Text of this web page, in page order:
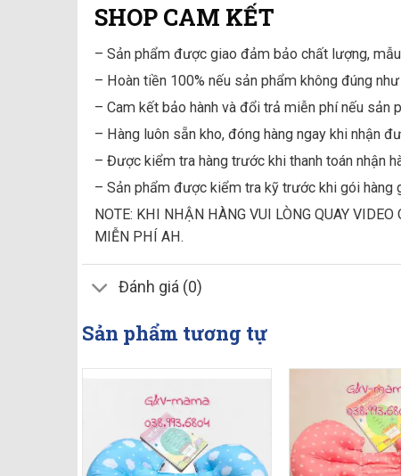
SHOP CAM KẾT
– Sản phẩm được giao đảm bảo chất lượng,
– Hoàn tiền 100% nếu sản phẩm không đúng
– Cam kết bảo hành và đổi trả miễn phí nếu sản
– Hàng luôn sẵn kho, đóng hàng ngay khi nhận
– Được kiểm tra hàng trước khi thanh toán nhận
– Sản phẩm được kiểm tra kỹ trước khi gói hàng
NOTE: KHI NHẬN HÀNG VUI LÒNG QUAY
MIỄN PHÍ AH.
Đánh giá (0)
Sản phẩm tương tự